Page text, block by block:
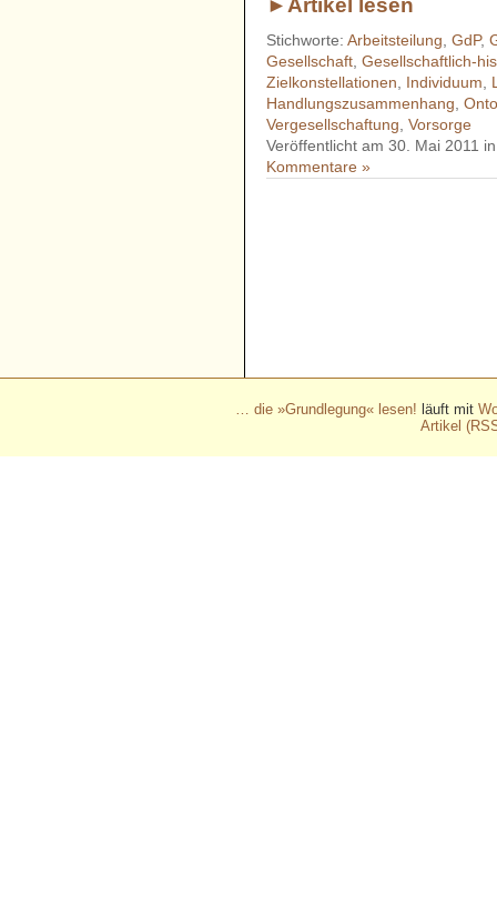
►Artikel lesen
Stichworte:Arbeitsteilung ,GdP,
Gesellschaft ,Gesellschaftlich-
Zielkonstellationen
Individuum
Handlungszusammenhang ,
Vergesellschaftung ,Vorsorge
Veröffentlicht am 30. Mai 2011
Kommentare »
… die »Grundlegung« lesen! läuft mit
Artikel